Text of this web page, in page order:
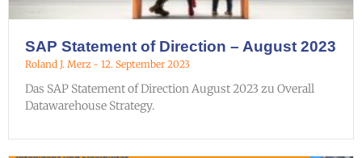
SAP Statement of Direction – August 2023
Roland J. Merz 12. September 2023
Das SAP Statement of Direction August 2023 zu Overall
Datawarehouse Strategy.